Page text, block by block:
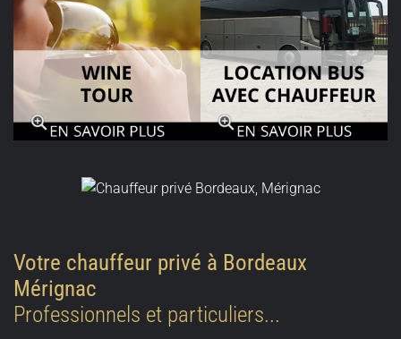
Votre chauffeur privé à Bordeaux
Mérignac
Professionnels et particuliers...